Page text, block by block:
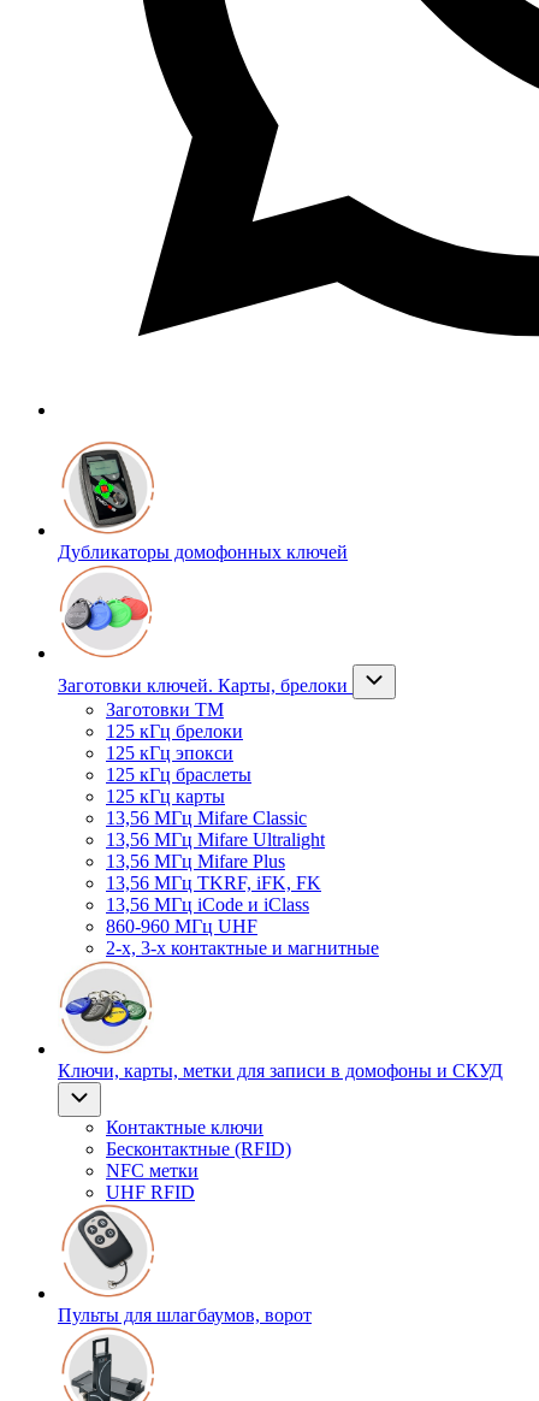
Дубликаторы домофонных ключей
Заготовки ключей. Карты, брелоки
Заготовки ТМ
125 кГц брелоки
125 кГц эпокси
125 кГц браслеты
125 кГц карты
13,56 МГц Mifare Classic
13,56 МГц Mifare Ultralight
13,56 МГц Mifare Plus
13,56 МГц TKRF, iFK, FK
13,56 МГц iCode и iClass
860-960 МГц UHF
2-х, 3-х контактные и магнитные
Ключи, карты, метки для записи в домофоны и СКУД
Контактные ключи
Бесконтактные (RFID)
NFC метки
UHF RFID
Пульты для шлагбаумов, ворот